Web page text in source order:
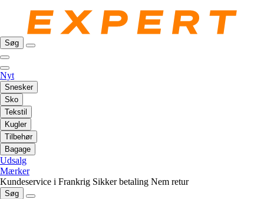
Søg
Nyt
Snesker
Sko
Tekstil
Kugler
Tilbehør
Bagage
Udsalg
Mærker
Kundeservice i Frankrig Sikker betaling Nem retur
Søg